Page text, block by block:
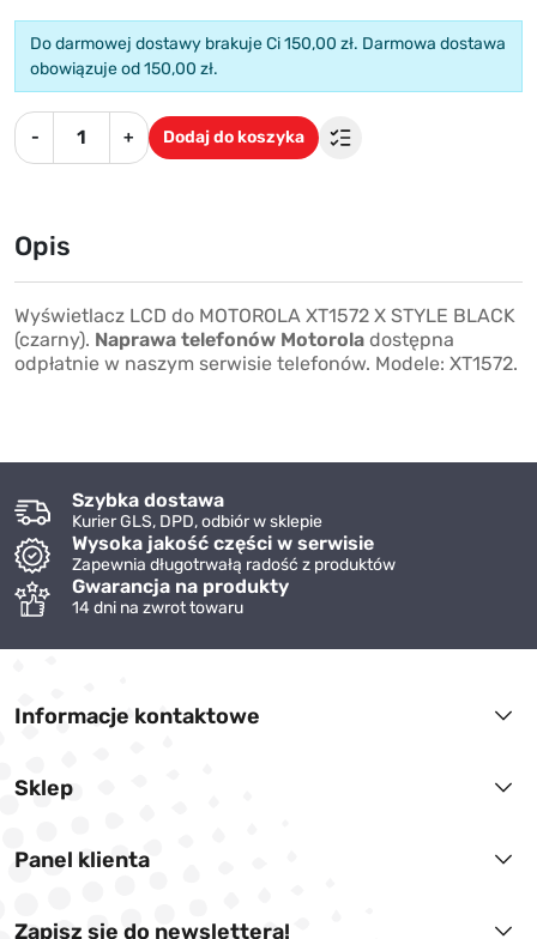
Do darmowej dostawy brakuje Ci 150,00 zł. Darmowa dostawa
obowiązuje od 150,00 zł.
- + Dodaj do koszyka
Opis
Wyświetlacz LCD do MOTOROLA XT1572 X STYLE BLACK
(czarny). Naprawa telefonów Motorola dostępna
odpłatnie w naszym serwisie telefonów. Modele: XT1572.
Szybka dostawa
Kurier GLS, DPD, odbiór w sklepie
Wysoka jakość części w serwisie
Zapewnia długotrwałą radość z produktów
Gwarancja na produkty
14 dni na zwrot towaru
Informacje kontaktowe
Sklep
Panel klienta
Zapisz się do newslettera!